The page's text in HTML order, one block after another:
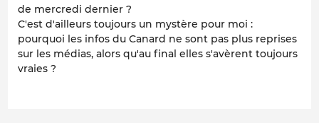
de mercredi dernier ?
C'est d'ailleurs toujours un mystère pour moi :
pourquoi les infos du Canard ne sont pas plus reprises
sur les médias, alors qu'au final elles s'avèrent toujours
vraies ?